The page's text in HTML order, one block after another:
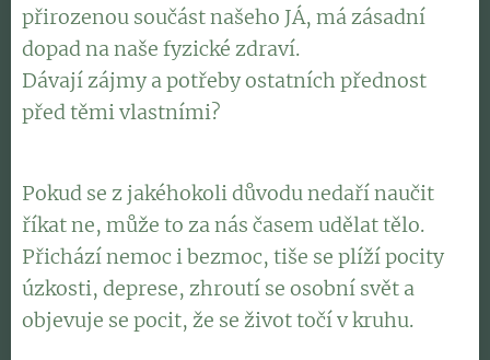
přirozenou součást našeho JÁ, má zásadní
dopad na naše fyzické zdraví.
Dávají zájmy a potřeby ostatních přednost
před těmi vlastními?
Pokud se z jakéhokoli důvodu nedaří naučit
říkat ne, může to za nás časem udělat tělo.
Přichází nemoc i bezmoc, tiše se plíží pocity
úzkosti, deprese, zhroutí se osobní svět a
objevuje se pocit, že se život točí v kruhu.